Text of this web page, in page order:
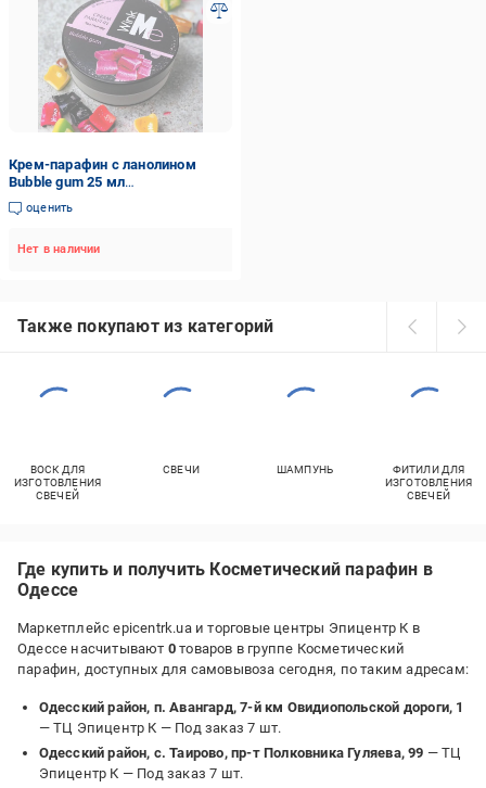
Крем-парафин с ланолином
Bubble gum 25 мл
(2009718056024)
оценить
Нет в наличии
Также покупают из категорий
ВОСК ДЛЯ
ИЗГОТОВЛЕНИЯ
СВЕЧЕЙ
СВЕЧИ ШАМПУНЬ
ФИТИЛИ ДЛЯ
ИЗГОТОВЛЕНИЯ
СВЕЧЕЙ
Где купить и получить Косметический парафин в
Одессе
Маркетплейс epicentrk.ua и торговые центры Эпицентр К в
Одессе насчитывают 0 товаров в группе Косметический
парафин, доступных для самовывоза сегодня, по таким адресам:
Одесский район, п. Авангард, 7-й км Овидиопольской дороги, 1
— ТЦ Эпицентр К — Под заказ 7 шт.
Одесский район, с. Таирово, пр-т Полковника Гуляева, 99 — ТЦ
Эпицентр К — Под заказ 7 шт.